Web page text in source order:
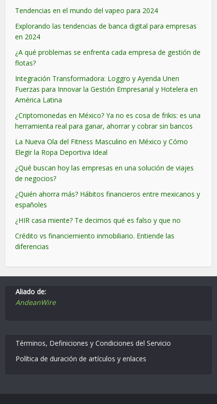
Tendencias en el mundo del vapeo para 2024
Explorando las tendencias de banca digital para empresas
en 2024
¿A qué problemas se enfrenta cada empresa de gestión de
flotas?
Integración Transformadora: Loggro y Ayenda Unen
Fuerzas para Innovar la Gestión Empresarial y Hotelera en
América Latina
¿Criptomonedas en México? Ya no es cosa de frikis: es una
herramienta real para ganar, ahorrar y cobrar sin bancos
La Nueva Ola del Fitness Masculino en México y Cómo
Elegir la Ropa Deportiva Ideal
¿Qué buscan hoy las empresas en una solución de viajes
de negocios?
¿Quién ahorra más? Hábitos financieros entre mexicanos y
españoles
¿HIR casa miente? Te decimos qué es falso y que no
Crédito vs financiemiento inmobiliario. Entiende las
diferencias
Aliado de:
AndeanWire
Términos, Definiciones y Condiciones del Servicio
Política de duración de artículos y enlaces